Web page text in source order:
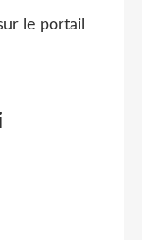
le portail